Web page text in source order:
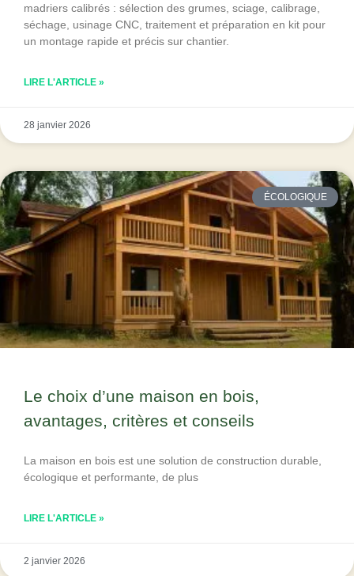
madriers calibrés : sélection des grumes, sciage, calibrage,
séchage, usinage CNC, traitement et préparation en kit pour
un montage rapide et précis sur chantier.
LIRE L'ARTICLE »
28 janvier 2026
ÉCOLOGIQUE
Le choix d’une maison en bois,
avantages, critères et conseils
La maison en bois est une solution de construction durable,
écologique et performante, de plus
LIRE L'ARTICLE »
2 janvier 2026